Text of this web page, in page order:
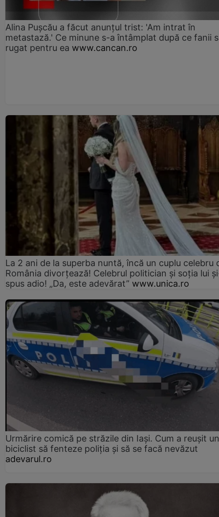
Alina Pușcău a făcut anunțul trist: 'Am intrat în
metastază.' Ce minune s-a întâmplat după ce fanii
rugat pentru ea www.cancan.ro
La 2 ani de la superba nuntă, încă un cuplu celebru
România divorțează! Celebrul politician și soția lui
spus adio! „Da, este adevărat” www.unica.ro
Urmărire comică pe străzile din Iași. Cum a reușit un
biciclist să fenteze poliția și să se facă nevăzut
adevarul.ro